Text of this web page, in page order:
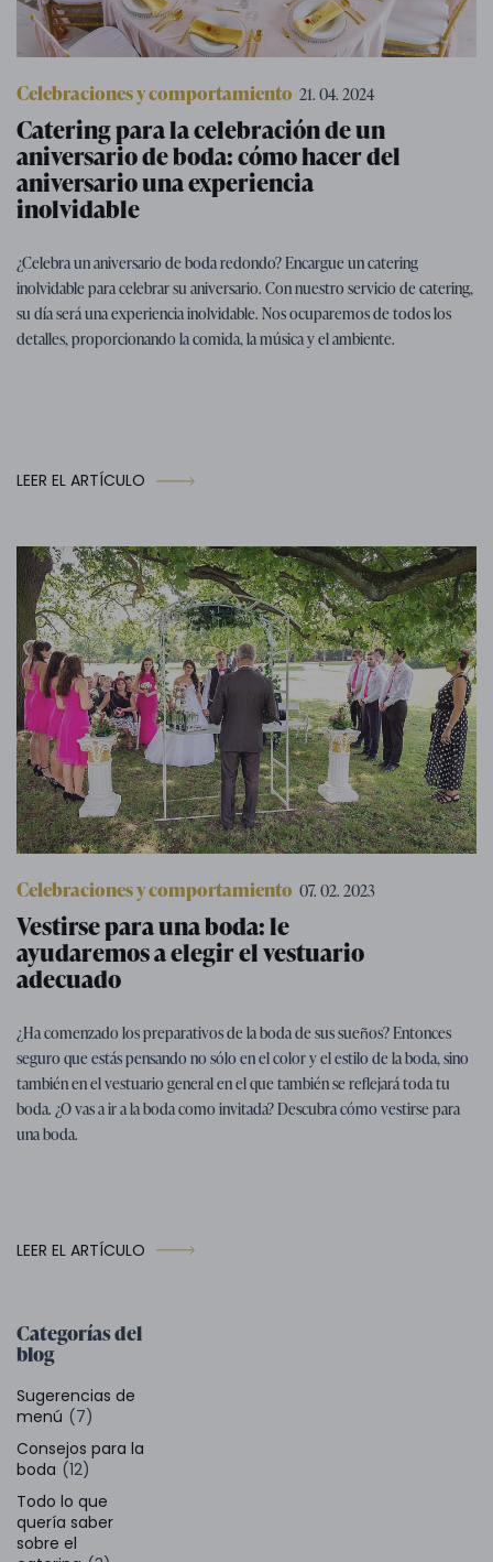
Celebraciones y comportamiento 21. 04. 2024
Catering para la celebración de un
aniversario de boda: cómo hacer del
aniversario una experiencia
inolvidable
¿Celebra un aniversario de boda redondo? Encargue un catering
inolvidable para celebrar su aniversario. Con nuestro servicio de catering,
su día será una experiencia inolvidable. Nos ocuparemos de todos los
detalles, proporcionando la comida, la música y el ambiente.
LEER EL ARTÍCULO
Celebraciones y comportamiento 07. 02. 2023
Vestirse para una boda: le
ayudaremos a elegir el vestuario
adecuado
¿Ha comenzado los preparativos de la boda de sus sueños? Entonces
seguro que estás pensando no sólo en el color y el estilo de la boda, sino
también en el vestuario general en el que también se reflejará toda tu
boda. ¿O vas a ir a la boda como invitada? Descubra cómo vestirse para
una boda.
LEER EL ARTÍCULO
Categorías del
blog
Sugerencias de
menú (7)
Consejos para la
boda (12)
Todo lo que
quería saber
sobre el